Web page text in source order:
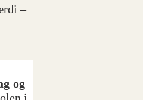
–
og